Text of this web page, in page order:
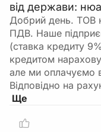
від держави:
Добрий день. ТОВ
ПДВ. Наше
(ставка кредиту
кредитом
але ми оплачуємо
Відповідно на